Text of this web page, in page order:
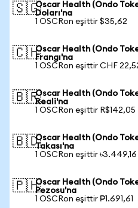
🇸🇬Oscar Health (Ondo
Doları'na
1 OSCRon eşittir $35,62
🇨🇭Oscar Health (Ondo
Frangı'na
1 OSCRon eşittir CHF
🇧🇷Oscar Health (Ondo
Reali'na
1 OSCRon eşittir R$142,05
🇧🇩Oscar Health (Ondo
Takası'na
1 OSCRon eşittir ৳3.449,16
🇵🇭Oscar Health (Ondo
Pezosu'na
1 OSCRon eşittir ₱1.691,61